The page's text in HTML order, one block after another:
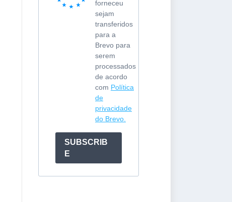
forneceu
sejam
transferidos
para a
Brevo para
serem
processados
de acordo
com Política
de
privacidade
do Brevo.
SUBSCRIB
E